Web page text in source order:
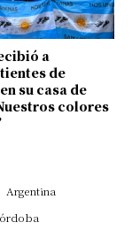
a
de
su casa de
colores
Argentina